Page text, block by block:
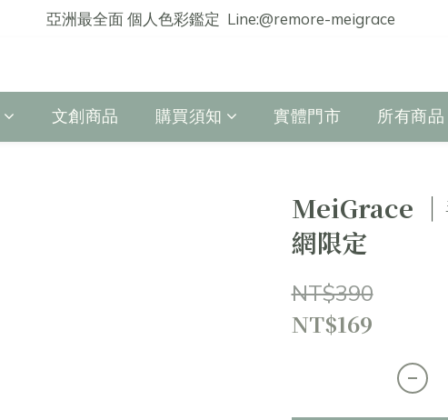
亞洲最全面 個人色彩鑑定  Line:@remore-meigrace
文創商品 購買須知 實體門市 所有商品
MeiGrace │
網限定
NT$390
NT$169